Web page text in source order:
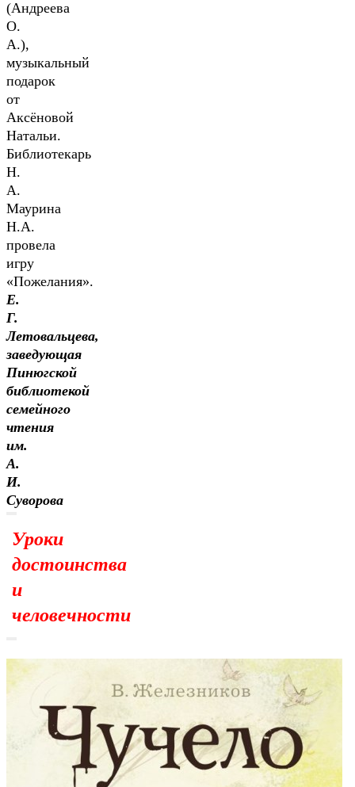
(Андреева
О.
А.),
музыкальный
подарок
от
Аксёновой
Натальи.
Библиотекарь
Н.
А.
Маурина
Н.А.
провела
игру
«Пожелания».
Е.
Г.
Летовальцева,
заведующая
Пинюгской
библиотекой
семейного
чтения
им.
А.
И.
Суворова
Уроки
достоинства
и
человечности